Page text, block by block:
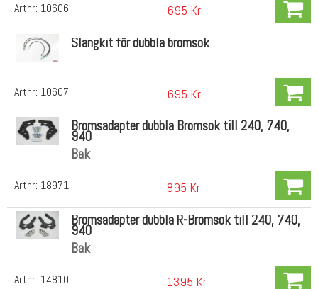
Artnr: 10606 695 Kr
Artnr: 10607
Slangkit för dubbla bromsok
695 Kr
Artnr: 18971
Bromsadapter dubbla Bromsok till 240, 740,
940
Bak
895 Kr
Artnr: 14810
Bromsadapter dubbla R-Bromsok till 240, 740,
940
Bak
1395 Kr